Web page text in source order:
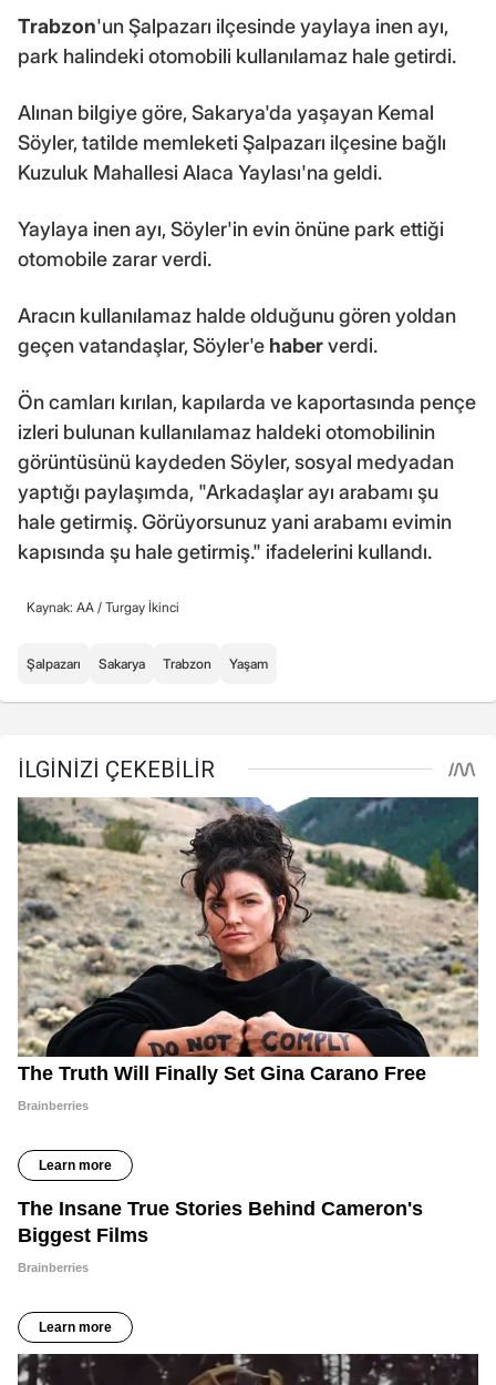
Trabzon'un Şalpazarı ilçesinde yaylaya inen ayı,
park halindeki otomobili kullanılamaz hale getirdi.
Alınan bilgiye göre, Sakarya'da yaşayan Kemal
Söyler, tatilde memleketi Şalpazarı ilçesine bağlı
Kuzuluk Mahallesi Alaca Yaylası'na geldi.
Yaylaya inen ayı, Söyler'in evin önüne park ettiği
otomobile zarar verdi.
Aracın kullanılamaz halde olduğunu gören yoldan
geçen vatandaşlar, Söyler'e haberverdi.
Ön camları kırılan, kapılarda ve kaportasında pençe
izleri bulunan kullanılamaz haldeki otomobilinin
görüntüsünü kaydeden Söyler, sosyal medyadan
yaptığı paylaşımda, "Arkadaşlar ayı arabamı şu
hale getirmiş. Görüyorsunuz yani arabamı evimin
kapısında şu hale getirmiş." ifadelerini kullandı.
Kaynak: AA / Turgay İkinci
Şalpazarı Sakarya Trabzon Yaşam